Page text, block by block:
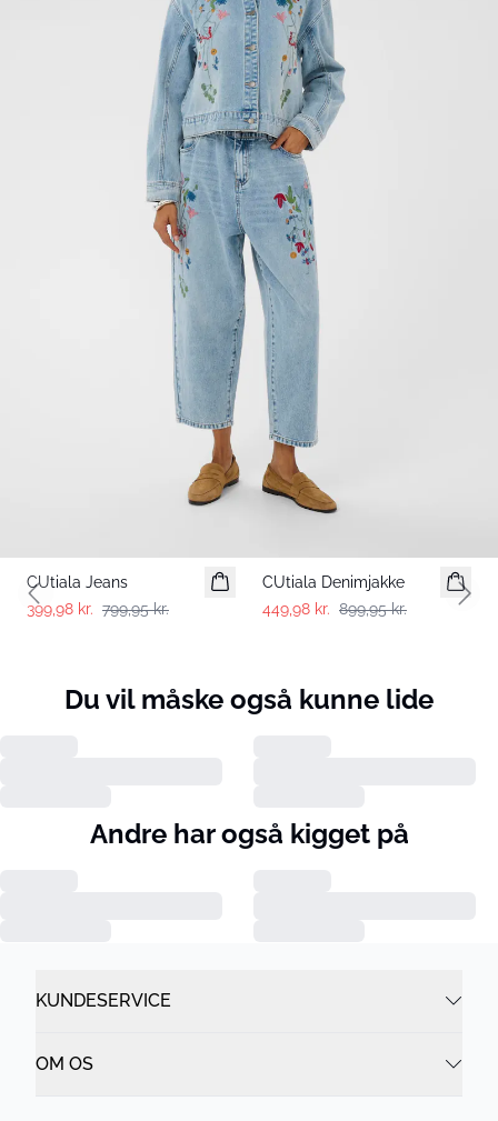
CUtiala Jeans
399,98 kr. 799,95 kr.
CUtiala Denimjakke
449,98 kr. 899,95 kr.
Previous slide
Du vil måske også kunne lide
Andre har også kigget på
KUNDESERVICE
OM OS